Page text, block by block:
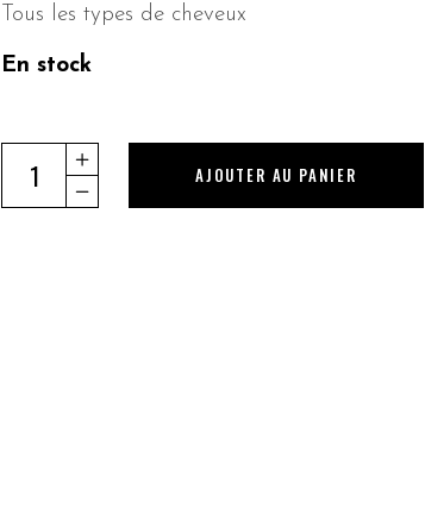
Tous les types de cheveux
En stock
SOIN
PIGMENTANT
AJOUTER AU PANIER